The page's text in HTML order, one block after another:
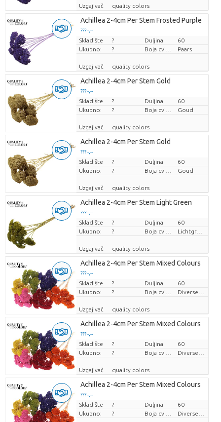
Uzgajivač quality colors
Achillea 2-4cm Per Stem Frosted Purple
??? -,--
Cijena po komadu
Skladište ? Duljina
60
Ukupno:
? Paars
Uzgajivač quality colors
Achillea 2-4cm Per Stem Gold
??? -,--
Cijena po komadu
Skladište ? Duljina
60
Ukupno:
? Goud
Uzgajivač quality colors
Achillea 2-4cm Per Stem Gold
??? -,--
Cijena po komadu
Skladište ? Duljina
60
Ukupno:
? Goud
Uzgajivač quality colors
Achillea 2-4cm Per Stem Light Green
??? -,--
Cijena po komadu
Skladište ? Duljina
60
Ukupno:
?
Uzgajivač quality colors
Achillea 2-4cm Per Stem Mixed Colours
??? -,--
Cijena po komadu
Skladište ? Duljina
60
Ukupno:
?
Uzgajivač quality colors
Achillea 2-4cm Per Stem Mixed Colours
??? -,--
Cijena po komadu
Skladište ? Duljina
60
Ukupno:
?
Uzgajivač quality colors
Achillea 2-4cm Per Stem Mixed Colours
??? -,--
Cijena po komadu
Skladište ? Duljina
60
Ukupno:
?